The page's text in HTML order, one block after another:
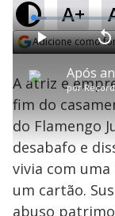
A+
Adicione como
por
P V
t
a
r
0
e
g
u
n
d
s
L
o
a
d
e
5
.
0
4
%
A atriz e
fim do
do Flamengo
desabafo e
vivia com uma
um cartão.
abuso